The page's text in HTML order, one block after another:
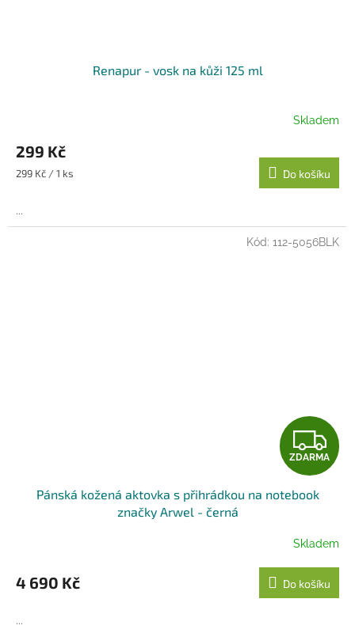
Renapur - vosk na kůži 125 ml
Skladem
299 Kč
Měrná
299 Kč / 1 ks Do košíku
...
Z
D
R
M
A
ZDARMA
Pánská kožená aktovka s přihrádkou na notebook
značky Arwel - černá
Skladem
4 690 Kč Do košíku
...
Kód: 112-5056BLK